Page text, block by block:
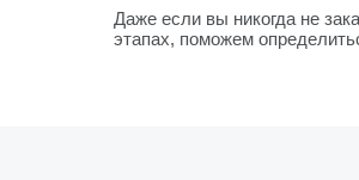
Даже если вы никогда не
этапах, поможем